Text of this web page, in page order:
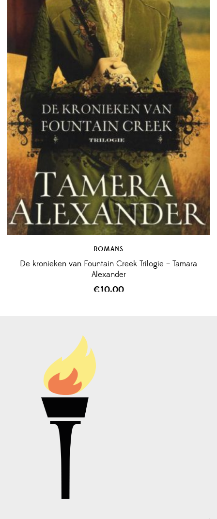
ROMANS
De kronieken van Fountain Creek Trilogie – Tamara
Alexander
€10,00